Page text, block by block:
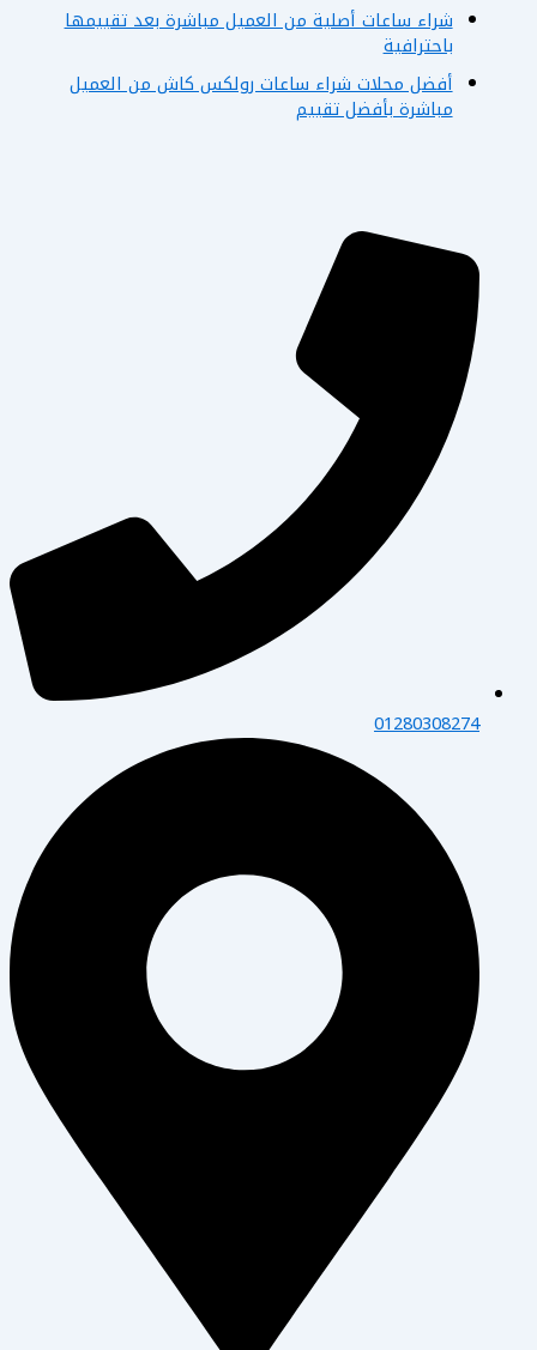
شراء ساعات أصلية من العميل مباشرة بعد تقييمها
باحترافية
أفضل محلات شراء ساعات رولكس كاش من العميل
مباشرة بأفضل تقييم
01280308274